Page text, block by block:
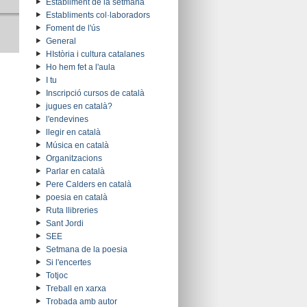
Establiment de la setmana
Establiments col·laboradors
Foment de l'ús
General
HIstòria i cultura catalanes
Ho hem fet a l'aula
I tu
Inscripció cursos de català
jugues en català?
l'endevines
llegir en català
Música en català
Organitzacions
Parlar en català
Pere Calders en català
poesia en català
Ruta llibreries
Sant Jordi
SEE
Setmana de la poesia
Si l'encertes
Totjoc
Treball en xarxa
Trobada amb autor